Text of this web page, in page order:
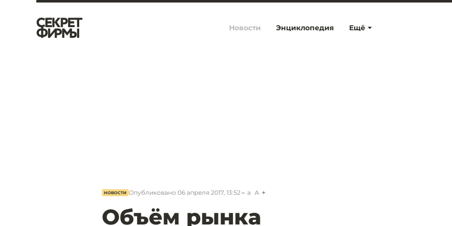
Ещё
Новости Энциклопедия
НОВОСТИ Опубликовано 06 апреля 2017, 13:52 a A
Объём рынка